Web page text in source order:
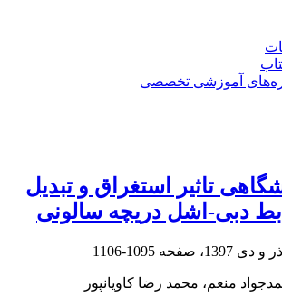
آموزشی تخصصی
تاثیر استغراق و تبدیل
دبی-اشل دریچه سالونی
1095-1106
منعم، محمد رضا کاویانپور